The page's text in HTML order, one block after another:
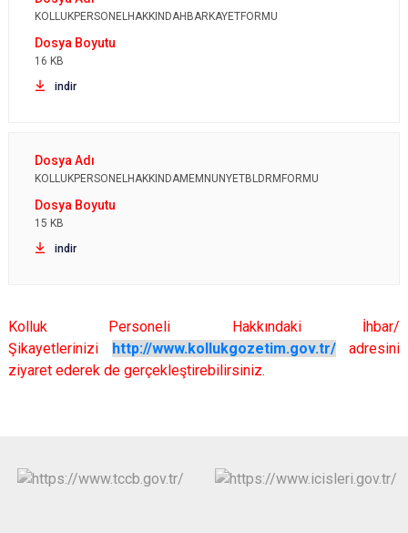
KOLLUKPERSONELHAKKINDAHBARKAYETFORMU
16 KB
indir
KOLLUKPERSONELHAKKINDAMEMNUNYETBLDRMFORMU
15 KB
indir
Kolluk Personeli Hakkındaki İhbar/
Şikayetlerinizi http://www.kollukgozetim.gov.tr/
adresini
ziyaret ederek de gerçekleştirebilirsiniz.